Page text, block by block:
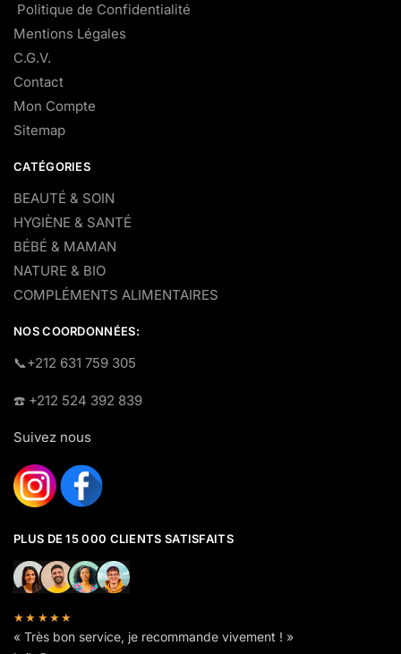
Politique de Confidentialité
Mentions Légales
C.G.V.
Contact
Mon Compte
Sitemap
CATÉGORIES
BEAUTÉ & SOIN
HYGIÈNE & SANTÉ
BÉBÉ & MAMAN
NATURE & BIO
COMPLÉMENTS ALIMENTAIRES
NOS COORDONNÉES:
​📞+212 631 759 305
☎️​ +212 524 392 839
Suivez nous
PLUS DE 15 000 CLIENTS SATISFAITS
★★★★★
« Très bon service, je recommande vivement ! »